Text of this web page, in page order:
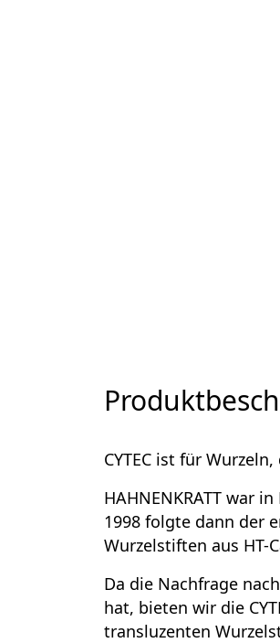
CYTEC ist für
HAHNENKRATT war
1998 folgte dann der
Wurzelstiften aus HT-
Da die Nachfrage
hat, bieten wir die
transluzenten